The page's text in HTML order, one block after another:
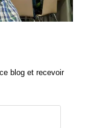
blog et recevoir